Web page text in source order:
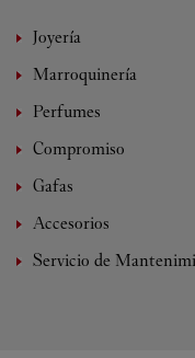
Joyería
Marroquinería
Perfumes
Compromiso
Gafas
Accesorios
Servicio de